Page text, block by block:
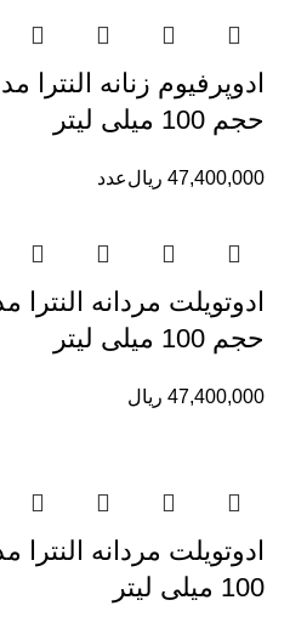
ادوپرفیوم زنانه
حجم 100 میلی لیتر
47,400,000 ریالعدد
ادوتویلت مردانه النترا
حجم 100 میلی لیتر
47,400,000 ریال
100 میلی لیتر